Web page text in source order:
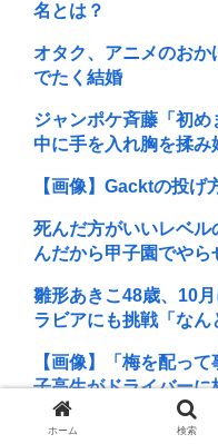
名とは？
オタク、アニメのお
でたく結婚
ジャンポケ斉藤「初
中に手を入れ胸を揉み
【画像】Gacktの投げ
死んだ方がいいレベル
んだから甲子園でやら
雛形あきこ48歳、10
ラビアにも挑戦「な
【画像】「梅を配っ
子高生がドライバーに
「声優の芝居が嫌い
ホーム 検索